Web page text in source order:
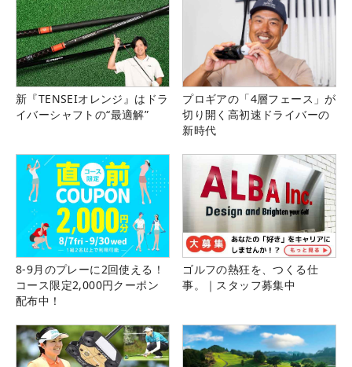
新『TENSEIオレンジ』はドラ
イバーシャフトの“最適解”
プロギアの「4層フェース」が
切り開く高初速ドライバーの
新時代
8-9月のプレーに2回使える！
コース限定2,000円クーポン
配布中！
ゴルフの熱狂を、つくる仕
事。｜スタッフ募集中